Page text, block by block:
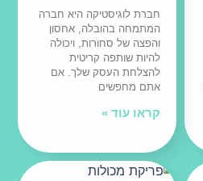
חברת לוגיסטיקה היא חברה
המתמחה בהובלה, אחסון
והפצה של סחורות, ויכולה
להיות שותפה קריטית
להצלחת העסק שלך. אם
אתם מחפשים
קראו עוד »